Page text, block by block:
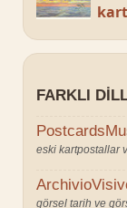
FARKLI
eski kartpostallar
görsel tarih ve